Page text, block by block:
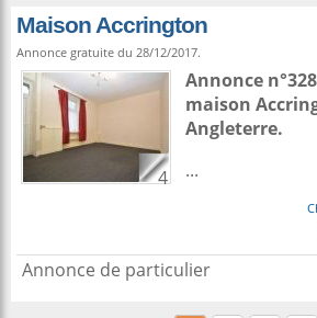
Maison Accrington
Annonce gratuite du 28/12/2017.
4
Annonce
maison
Angleterre.
...
Annonce de particulier